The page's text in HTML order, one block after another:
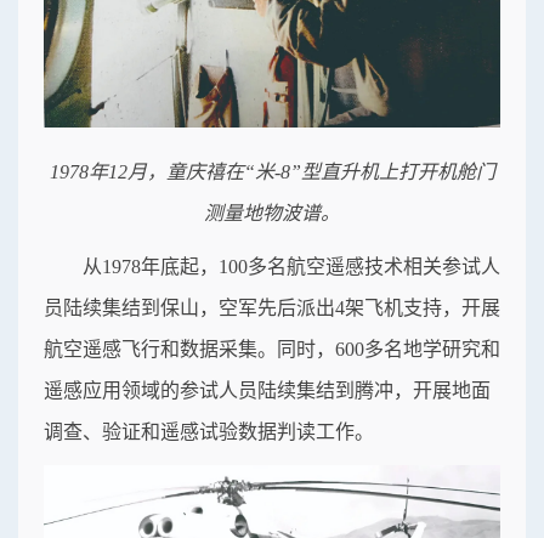
1978年12月，童庆禧在“米-8”型直升机上打开机舱门
测量地物波谱。
从1978年底起，100多名航空遥感技术相关参试人
员陆续集结到保山，空军先后派出4架飞机支持，开展
航空遥感飞行和数据采集。同时，600多名地学研究和
遥感应用领域的参试人员陆续集结到腾冲，开展地面
调查、验证和遥感试验数据判读工作。